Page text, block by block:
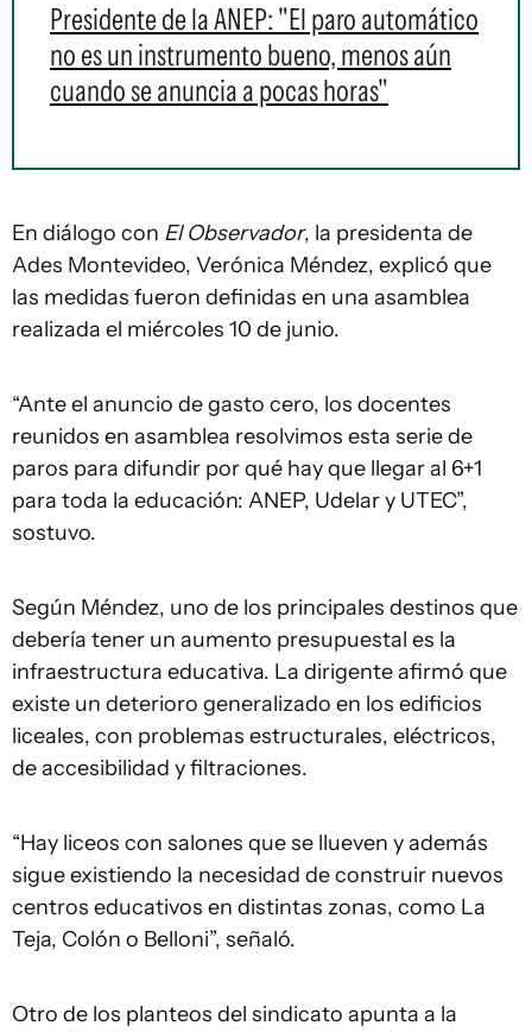
Presidente de la ANEP: "El paro automático
no es un instrumento bueno, menos aún
cuando se anuncia a pocas horas"
En diálogo con El Observador, la presidenta de
Ades Montevideo, Verónica Méndez, explicó que
las medidas fueron definidas en una asamblea
realizada el miércoles 10 de junio.
“Ante el anuncio de gasto cero, los docentes
reunidos en asamblea resolvimos esta serie de
paros para difundir por qué hay que llegar al 6+1
para toda la educación: ANEP, Udelar y UTEC”,
sostuvo.
Según Méndez, uno de los principales destinos que
debería tener un aumento presupuestal es la
infraestructura educativa. La dirigente afirmó que
existe un deterioro generalizado en los edificios
liceales, con problemas estructurales, eléctricos,
de accesibilidad y filtraciones.
“Hay liceos con salones que se llueven y además
sigue existiendo la necesidad de construir nuevos
centros educativos en distintas zonas, como La
Teja, Colón o Belloni”, señaló.
Otro de los planteos del sindicato apunta a la